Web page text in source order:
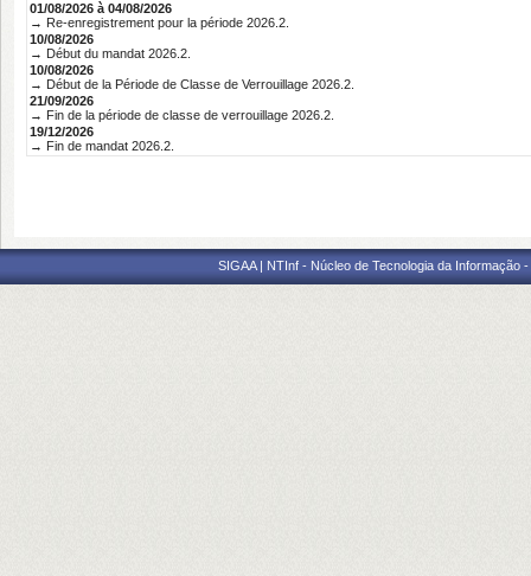
01/08/2026 à 04/08/2026
→ Re-enregistrement pour la période 2026.2.
10/08/2026
→ Début du mandat 2026.2.
10/08/2026
→ Début de la Période de Classe de Verrouillage 2026.2.
21/09/2026
→ Fin de la période de classe de verrouillage 2026.2.
19/12/2026
→ Fin de mandat 2026.2.
SIGAA | NTInf - Núcleo de Tecnologia da